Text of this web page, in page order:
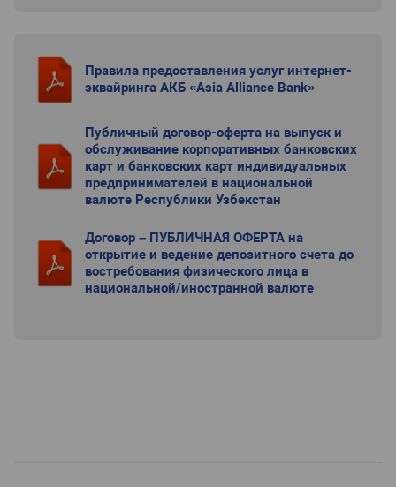
Правила предоставления услуг интернет-
эквайринга АКБ «Asia Alliance Bank»
Публичный договор-оферта на выпуск и
обслуживание корпоративных банковских
карт и банковских карт индивидуальных
предпринимателей в национальной
валюте Республики Узбекстан
Договор – ПУБЛИЧНАЯ ОФЕРТА на
открытие и ведение депозитного счета до
востребования физического лица в
национальной/иностранной валюте